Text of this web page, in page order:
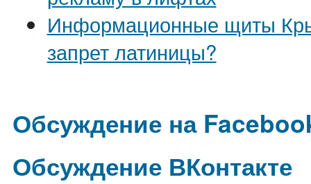
Информационные щиты
запрет латиницы?
Обсуждение на
Обсуждение ВКонтакте